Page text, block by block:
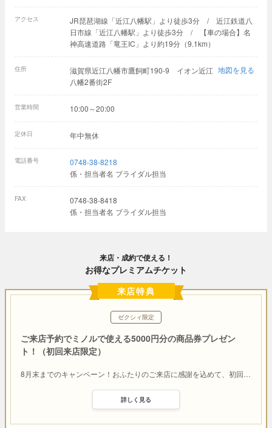
アクセス
JR琵琶湖線「近江八幡駅」より徒歩3分 / 近江鉄道八
日市線「近江八幡駅」より徒歩3分 / 【車の場合】名
神高速道路「竜王IC」より約19分（9.1km）
住所
滋賀県近江八幡市鷹飼町190-9 イオン近江
八幡2番街2F
地図を見る
営業時間 10:00～20:00
定休日 年中無休
電話番号
0748-38-8218
係・担当者名 ブライダル担当
FAX
0748-38-8418
係・担当者名 ブライダル担当
来店・成約で使える！
お得なプレミアムチケット
来店特典
ゼクシィ限定
ご来店予約でミノルで使える5000円分の商品券プレゼン
ト！（初回来店限定）
8月末までのキャンペーン！おふたりのご来店に感謝を込めて、初回…
詳しく見る